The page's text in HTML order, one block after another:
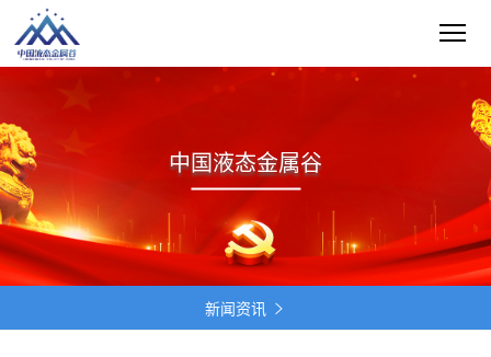
中国液态金属谷
新闻资讯 